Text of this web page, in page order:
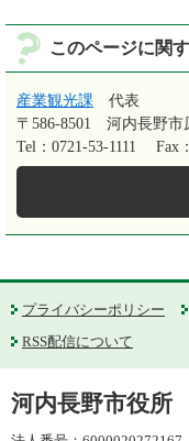
このページに関
産業観光課
代表
〒586-8501
河内長野市
Tel：0721-53-1111
Fax
プライバシーポリシー
RSS配信について
河内長野市役所